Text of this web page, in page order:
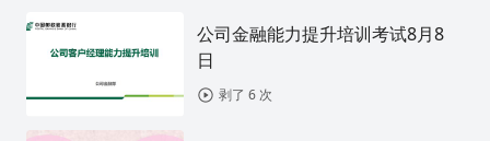
公司金融能力提升培训考试8月8
日
剥了 6 次